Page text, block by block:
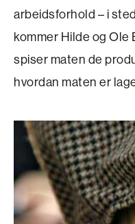
arbeidsforhold – i
kommer Hilde og Ole
spiser maten de
hvordan maten er